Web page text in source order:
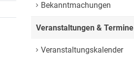
Bekanntmachungen
Veranstaltungen & Termine
Veranstaltungskalender